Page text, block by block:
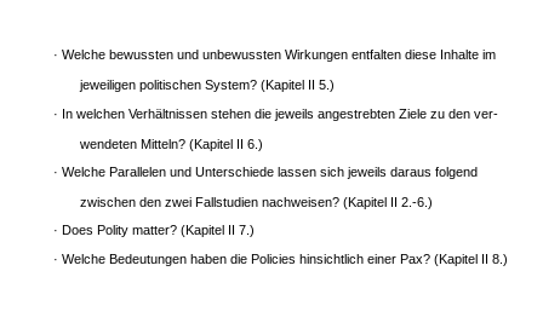
· Welche bewussten und unbewussten Wirkungen entfalten diese Inhalte im
jeweiligen politischen System? (Kapitel II 5.)
· In welchen Verhältnissen stehen die jeweils angestrebten Ziele zu den ver-
wendeten Mitteln? (Kapitel II 6.)
· Welche Parallelen und Unterschiede lassen sich jeweils daraus folgend
zwischen den zwei Fallstudien nachweisen? (Kapitel II 2.-6.)
· Does Polity matter? (Kapitel II 7.)
· Welche Bedeutungen haben die Policies hinsichtlich einer Pax? (Kapitel II 8.)